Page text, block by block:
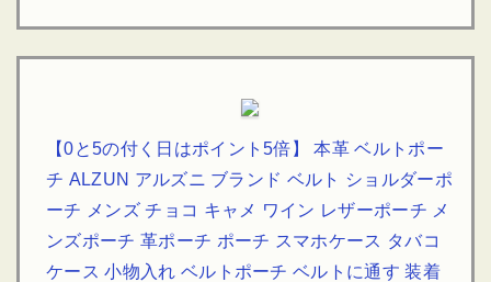
【0と5の付く日はポイント5倍】 本革 ベルトポー
チ ALZUN アルズニ ブランド ベルト ショルダーポ
ーチ メンズ チョコ キャメ ワイン レザーポーチ メ
ンズポーチ 革ポーチ ポーチ スマホケース タバコ
ケース 小物入れ ベルトポーチ ベルトに通す 装着